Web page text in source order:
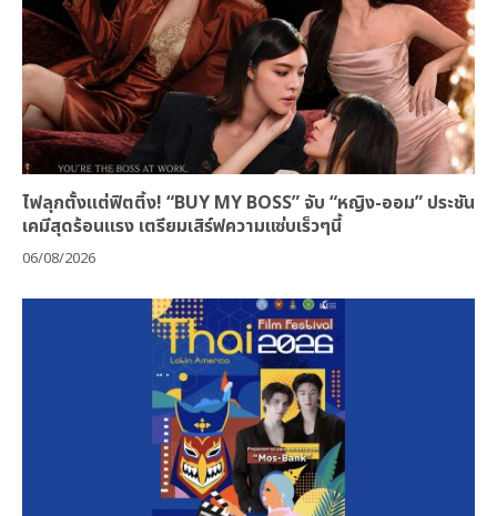
ไฟลุกตั้งแต่ฟิตติ้ง! “BUY MY BOSS” จับ “หญิง-ออม” ประชัน
เคมีสุดร้อนแรง เตรียมเสิร์ฟความแซ่บเร็วๆนี้
06/08/2026